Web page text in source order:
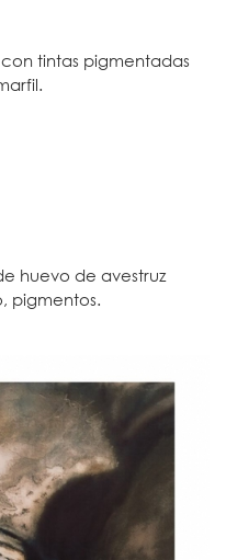
tintas pigmentadas
huevo de avestruz
pigmentos.